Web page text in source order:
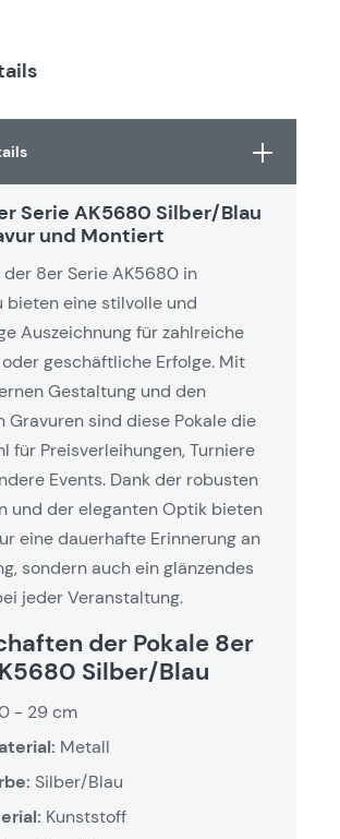
Serie AK5680 Silber/Blau
und Montiert
der 8er Serie AK5680 in
bieten eine stilvolle und
Auszeichnung für zahlreiche
geschäftliche Erfolge. Mit
Gestaltung und den
Gravuren sind diese Pokale die
für Preisverleihungen, Turniere
Events. Dank der robusten
und der eleganten Optik bieten
eine dauerhafte Erinnerung an
sondern auch ein glänzendes
jeder Veranstaltung.
der Pokale 8er
Silber/Blau
- 29 cm
Metall
Silber/Blau
Kunststoff